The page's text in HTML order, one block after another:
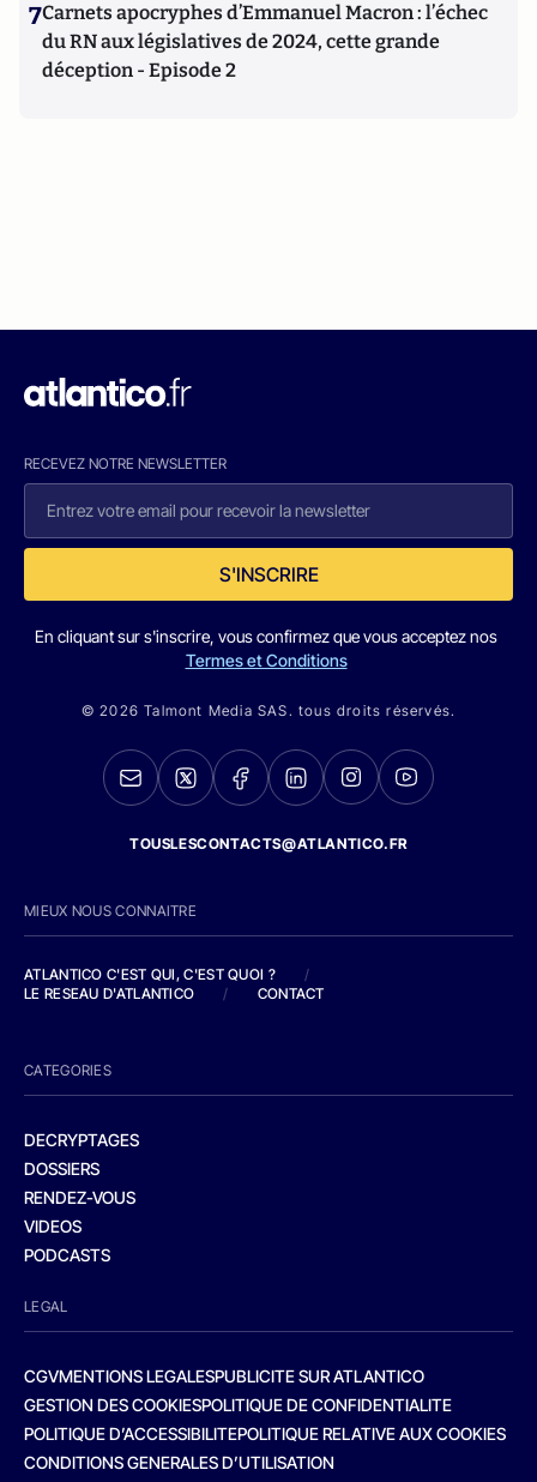
7Carnets apocryphes d’Emmanuel Macron : l’échec
du RN aux législatives de 2024, cette grande
déception - Episode 2
RECEVEZ NOTRE NEWSLETTER
S'INSCRIRE
En cliquant sur s'inscrire, vous confirmez que vous acceptez nos
Termes et Conditions
© 2026 Talmont Media SAS. tous droits réservés.
TOUSLESCONTACTS@ATLANTICO.FR
MIEUX NOUS CONNAITRE
ATLANTICO C'EST QUI, C'EST QUOI ?
/
LE RESEAU D'ATLANTICO
/ CONTACT
CATEGORIES
DECRYPTAGES
DOSSIERS
RENDEZ-VOUS
VIDEOS
PODCASTS
LEGAL
CGVMENTIONS LEGALESPUBLICITE SUR ATLANTICO
GESTION DES COOKIESPOLITIQUE DE CONFIDENTIALITE
POLITIQUE D’ACCESSIBILITEPOLITIQUE RELATIVE AUX COOKIES
CONDITIONS GENERALES D’UTILISATION